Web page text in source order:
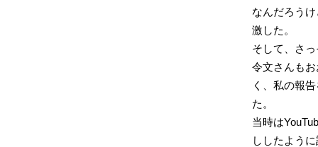
なんだろう
激した。
そして、さ
令文さんも
く、私の報
た。
当時は
ししたよう